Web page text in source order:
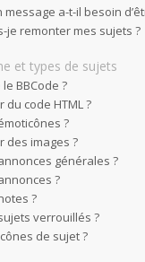
message a-t-il besoin
je remonter mes sujets ?
et types de sujets
BBCode ?
du code HTML ?
?
des images ?
générales ?
?
?
verrouillés ?
de sujet ?